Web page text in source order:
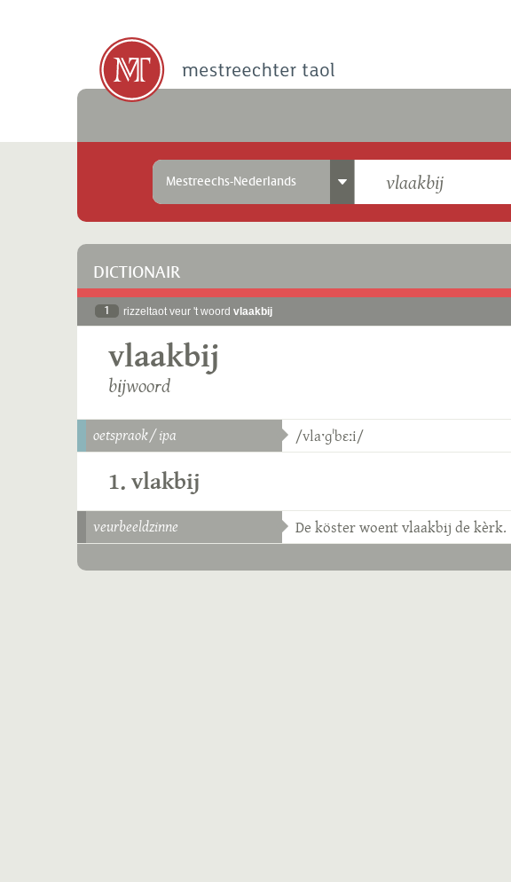
Mestreechs-Nederlands
DICTIONAIR
1 rizzeltaot veur 't woord vlaakbij
vlaakbij
bijwoord
oetspraok / ipa /vlaˑɡˈbɛːi/
1. vlakbij
veurbeeldzinne De köster woent vlaakbij de kèrk.